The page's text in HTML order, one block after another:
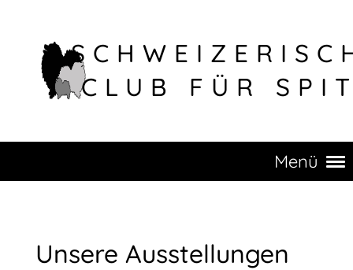
CLUB FÜR
Menü
Unsere Ausstellungen